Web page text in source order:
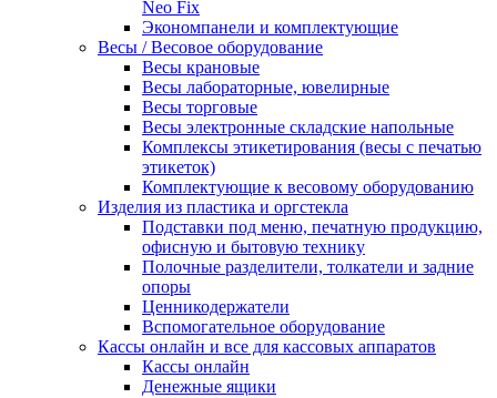
Neo Fix
Экономпанели и комплектующие
Весы / Весовое оборудование
Весы крановые
Весы лабораторные, ювелирные
Весы торговые
Весы электронные складские напольные
Комплексы этикетирования (весы с печатью
этикеток)
Комплектующие к весовому оборудованию
Изделия из пластика и оргстекла
Подставки под меню, печатную продукцию,
офисную и бытовую технику
Полочные разделители, толкатели и задние
опоры
Ценникодержатели
Вспомогательное оборудование
Кассы онлайн и все для кассовых аппаратов
Кассы онлайн
Денежные ящики